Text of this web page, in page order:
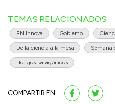
TEMAS RELACIONADOS
RN Innova Gobierno
De la ciencia a la mesa Semana
Hongos patagónicos
COMPARTIR EN: